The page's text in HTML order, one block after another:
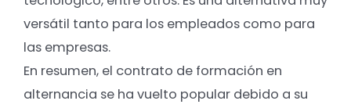
versátil tanto para los empleados como para
las empresas.
En resumen, el contrato de formación en
alternancia se ha vuelto popular debido a su